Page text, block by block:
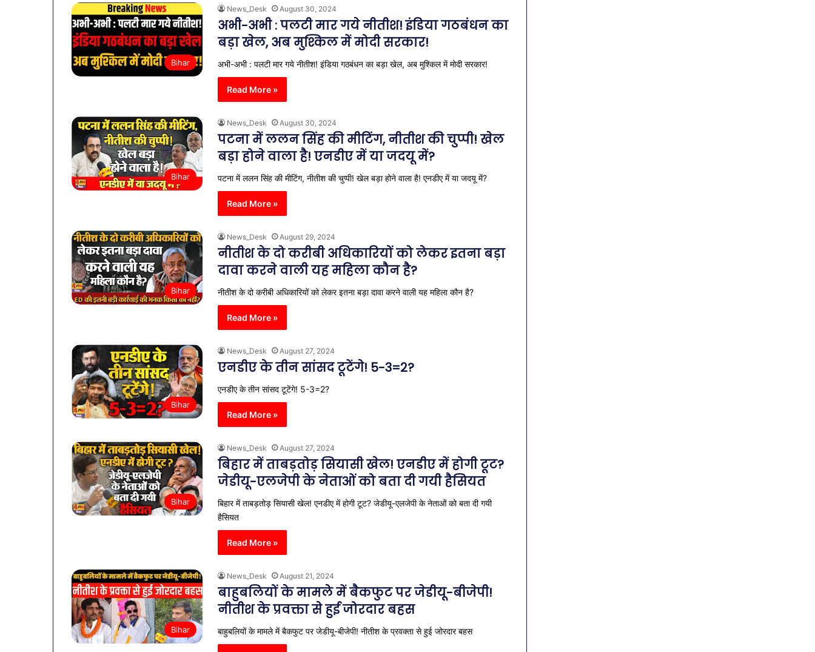
Bihar
News_Desk August 30, 2024
अभी-अभी : पलटी मार गये नीतीश! इंडिया गठबंधन का
बड़ा खेल, अब मुश्किल में मोदी सरकार!
अभी-अभी : पलटी मार गये नीतीश! इंडिया गठबंधन का बड़ा खेल, अब मुश्किल में मोदी सरकार!
Read More »
Bihar
News_Desk August 30, 2024
पटना में ललन सिंह की मीटिंग, नीतीश की चुप्पी! खेल
बड़ा होने वाला है! एनडीए में या जदयू में?
पटना में ललन सिंह की मीटिंग, नीतीश की चुप्पी! खेल बड़ा होने वाला है! एनडीए में या जदयू में?
Read More »
Bihar
News_Desk August 29, 2024
नीतीश के दो करीबी अधिकारियों को लेकर इतना बड़ा
दावा करने वाली यह महिला कौन है?
नीतीश के दो करीबी अधिकारियों को लेकर इतना बड़ा दावा करने वाली यह महिला कौन है?
Read More »
Bihar
News_Desk August 27, 2024
एनडीए के तीन सांसद टूटेंगे! 5-3=2?
एनडीए के तीन सांसद टूटेंगे! 5-3=2?
Read More »
Bihar
News_Desk August 27, 2024
बिहार में ताबड़तोड़ सियासी खेल! एनडीए में होगी टूट?
जेडीयू-एलजेपी के नेताओं को बता दी गयी हैसियत
बिहार में ताबड़तोड़ सियासी खेल! एनडीए में होगी टूट? जेडीयू-एलजेपी के नेताओं को बता दी गयी
हैसियत
Read More »
Bihar
News_Desk August 21, 2024
बाहुबलियों के मामले में बैकफुट पर जेडीयू-बीजेपी!
नीतीश के प्रवक्ता से हुई जोरदार बहस
बाहुबलियों के मामले में बैकफुट पर जेडीयू-बीजेपी! नीतीश के प्रवक्ता से हुई जोरदार बहस